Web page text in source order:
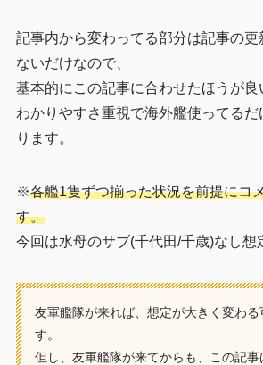
記事内から変わってる部分は記事の更
ないだけなので、
基本的にこの記事に合わせたほうが良
わかりやすさ重視で海外艦使ってる
ります。
※各艦1隻ずつ揃った状況を前提にコ
す。
今回は水母のサブ(千代田/千歳)なし想
友軍艦隊が来れば、想定が大きく変わる
す。
但し、友軍艦隊が来てからも、この記